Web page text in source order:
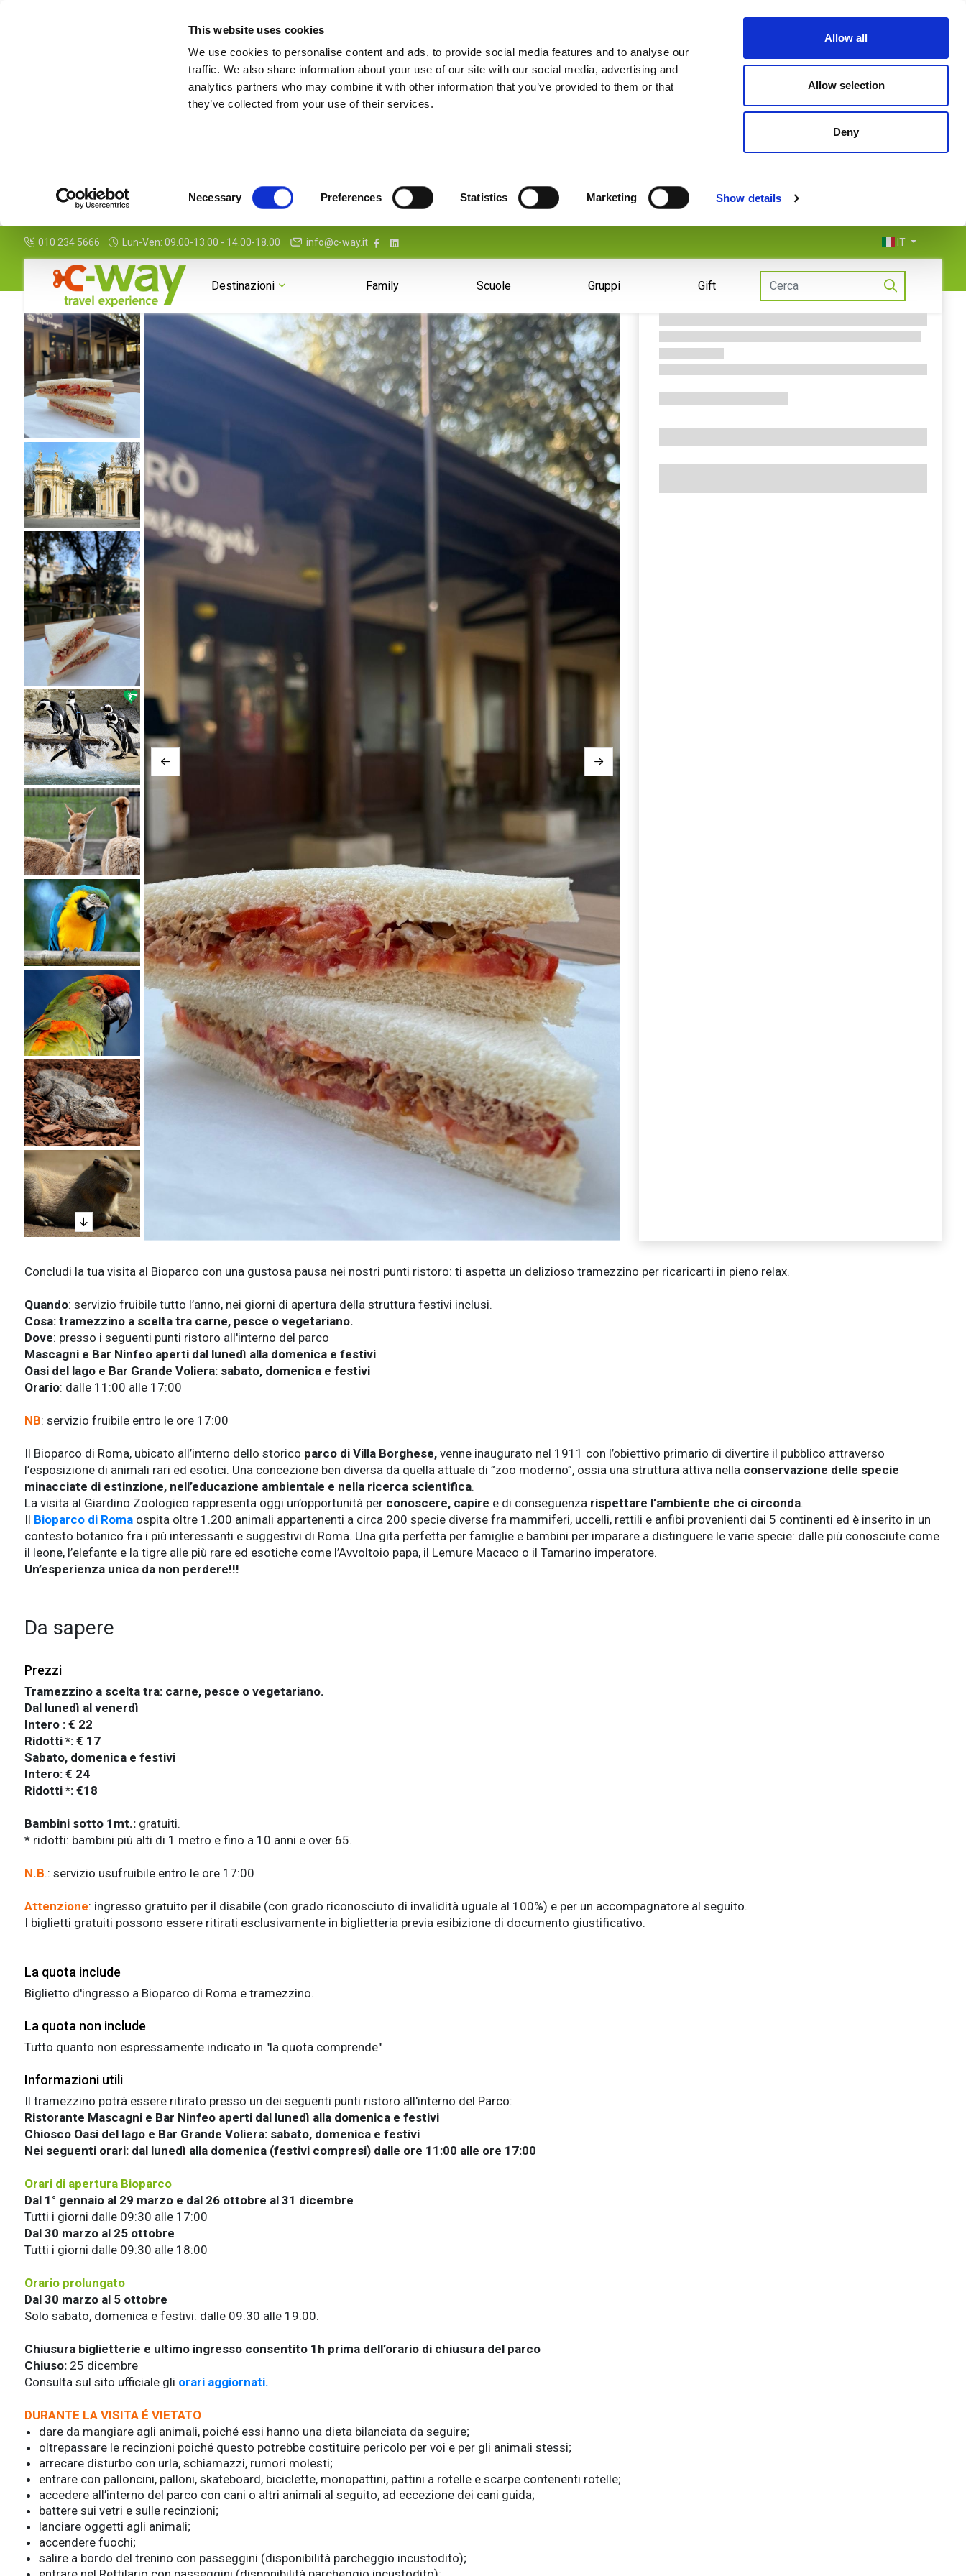
This website uses cookies
We use cookies to personalise content and ads, to provide social media features and to analyse our
traffic. We also share information about your use of our site with our social media, advertising and
analytics partners who may combine it with other information that you’ve provided to them or that
they’ve collected from your use of their services.
Necessary Preferences Statistics Marketing Show details
Allow all
Allow selection
Deny
010 234 5666 Lun-Ven: 09.00-13.00 - 14.00-18.00 info@c-way.it IT
Destinazioni Family Scuole Gruppi Gift
Concludi la tua visita al Bioparco con una gustosa pausa nei nostri punti ristoro: ti aspetta un delizioso tramezzino per ricaricarti in pieno relax.
Quando: servizio fruibile tutto l’anno, nei giorni di apertura della struttura festivi inclusi.
Cosa: tramezzino a scelta tra carne, pesce o vegetariano.
Dove: presso i seguenti punti ristoro all'interno del parco
Mascagni e Bar Ninfeo aperti dal lunedì alla domenica e festivi
Oasi del lago e Bar Grande Voliera: sabato, domenica e festivi
Orario: dalle 11:00 alle 17:00
NB: servizio fruibile entro le ore 17:00
Il Bioparco di Roma, ubicato all’interno dello storico parco di Villa Borghese, venne inaugurato nel 1911 con l’obiettivo primario di divertire il pubblico attraverso
l’esposizione di animali rari ed esotici. Una concezione ben diversa da quella attuale di ”zoo moderno”, ossia una struttura attiva nella conservazione delle specie
minacciate di estinzione, nell’educazione ambientale e nella ricerca scientifica.
La visita al Giardino Zoologico rappresenta oggi un’opportunità per conoscere, capire e di conseguenza rispettare l’ambiente che ci circonda.
Il Bioparco di Roma ospita oltre 1.200 animali appartenenti a circa 200 specie diverse fra mammiferi, uccelli, rettili e anfibi provenienti dai 5 continenti ed è inserito in un
contesto botanico fra i più interessanti e suggestivi di Roma. Una gita perfetta per famiglie e bambini per imparare a distinguere le varie specie: dalle più conosciute come
il leone, l’elefante e la tigre alle più rare ed esotiche come l’Avvoltoio papa, il Lemure Macaco o il Tamarino imperatore.
Un’esperienza unica da non perdere!!!
Da sapere
Prezzi
Tramezzino a scelta tra: carne, pesce o vegetariano.
Dal lunedì al venerdì
Intero : € 22
Ridotti *: € 17
Sabato, domenica e festivi
Intero: € 24
Ridotti *: €18
Bambini sotto 1mt.: gratuiti.
* ridotti: bambini più alti di 1 metro e fino a 10 anni e over 65.
N.B.: servizio usufruibile entro le ore 17:00
Attenzione: ingresso gratuito per il disabile (con grado riconosciuto di invalidità uguale al 100%) e per un accompagnatore al seguito.
I biglietti gratuiti possono essere ritirati esclusivamente in biglietteria previa esibizione di documento giustificativo.
La quota include
Biglietto d'ingresso a Bioparco di Roma e tramezzino.
La quota non include
Tutto quanto non espressamente indicato in "la quota comprende"
Informazioni utili
Il tramezzino potrà essere ritirato presso un dei seguenti punti ristoro all'interno del Parco:
Ristorante Mascagni e Bar Ninfeo aperti dal lunedì alla domenica e festivi
Chiosco Oasi del lago e Bar Grande Voliera: sabato, domenica e festivi
Nei seguenti orari: dal lunedì alla domenica (festivi compresi) dalle ore 11:00 alle ore 17:00
Orari di apertura Bioparco
Dal 1° gennaio al 29 marzo e dal 26 ottobre al 31 dicembre
Tutti i giorni dalle 09:30 alle 17:00
Dal 30 marzo al 25 ottobre
Tutti i giorni dalle 09:30 alle 18:00
Orario prolungato
Dal 30 marzo al 5 ottobre
Solo sabato, domenica e festivi: dalle 09:30 alle 19:00.
Chiusura biglietterie e ultimo ingresso consentito 1h prima dell’orario di chiusura del parco
Chiuso: 25 dicembre
Consulta sul sito ufficiale gli orari aggiornati.
DURANTE LA VISITA É VIETATO
dare da mangiare agli animali, poiché essi hanno una dieta bilanciata da seguire;
oltrepassare le recinzioni poiché questo potrebbe costituire pericolo per voi e per gli animali stessi;
arrecare disturbo con urla, schiamazzi, rumori molesti;
entrare con palloncini, palloni, skateboard, biciclette, monopattini, pattini a rotelle e scarpe contenenti rotelle;
accedere all’interno del parco con cani o altri animali al seguito, ad eccezione dei cani guida;
battere sui vetri e sulle recinzioni;
lanciare oggetti agli animali;
accendere fuochi;
salire a bordo del trenino con passeggini (disponibilità parcheggio incustodito);